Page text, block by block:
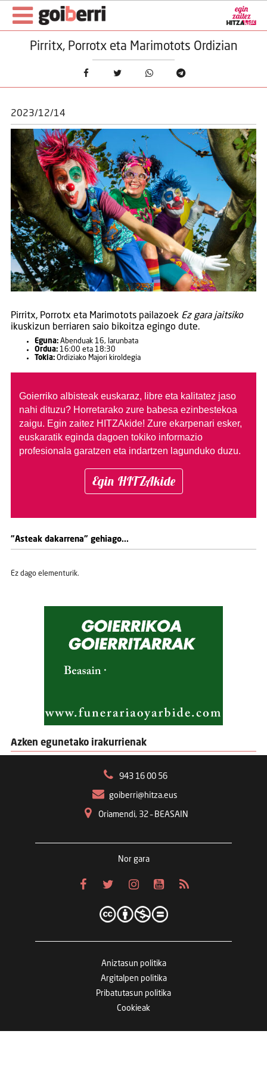
Pirritx, Porrotx eta Marimotots Ordizian
2023/12/14
Pirritx, Porrotx eta Marimotots pailazoek Ez gara jaitsiko
ikuskizun berriaren saio bikoitza egingo dute.
Eguna:Abenduak 16, larunbata
Ordua:16:00 eta 18:30
Tokia:Ordiziako Majori kiroldegia
Goierriko albisteak euskaraz, libre eta kalitatez jaso
nahi dituzu? Horretarako zure babesa ezinbestekoa
zaigu. Egin zaitez HITZAkide! Zure ekarpenari esker,
euskaratik eginda dagoen tokiko informazio
profesionala garatzen eta indartzen lagunduko duzu.
Egin HITZAkide
"Asteak dakarrena" gehiago...
Ez dago elementurik.
Azken egunetako irakurrienak
943 16 00 56
goiberri@hitza.eus
Oriamendi, 32 – BEASAIN
Nor gara
Aniztasun politika
Argitalpen politika
Pribatutasun politika
Cookieak